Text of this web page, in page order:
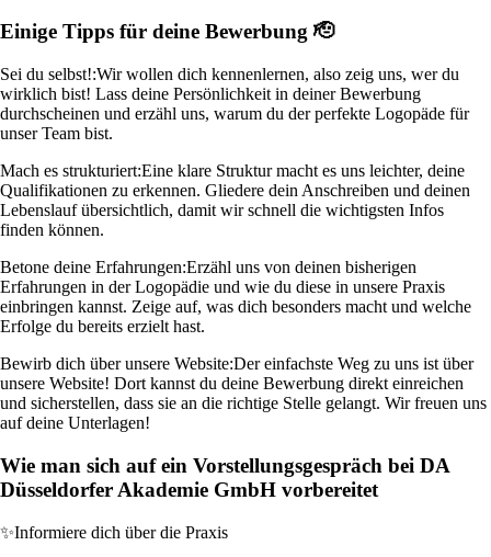
Einige Tipps für deine Bewerbung 🫡
Sei du selbst!:Wir wollen dich kennenlernen, also zeig uns, wer du
wirklich bist! Lass deine Persönlichkeit in deiner Bewerbung
durchscheinen und erzähl uns, warum du der perfekte Logopäde für
unser Team bist.
Mach es strukturiert:Eine klare Struktur macht es uns leichter, deine
Qualifikationen zu erkennen. Gliedere dein Anschreiben und deinen
Lebenslauf übersichtlich, damit wir schnell die wichtigsten Infos
finden können.
Betone deine Erfahrungen:Erzähl uns von deinen bisherigen
Erfahrungen in der Logopädie und wie du diese in unsere Praxis
einbringen kannst. Zeige auf, was dich besonders macht und welche
Erfolge du bereits erzielt hast.
Bewirb dich über unsere Website:Der einfachste Weg zu uns ist über
unsere Website! Dort kannst du deine Bewerbung direkt einreichen
und sicherstellen, dass sie an die richtige Stelle gelangt. Wir freuen uns
auf deine Unterlagen!
Wie man sich auf ein Vorstellungsgespräch bei DA
Düsseldorfer Akademie GmbH vorbereitet
✨Informiere dich über die Praxis